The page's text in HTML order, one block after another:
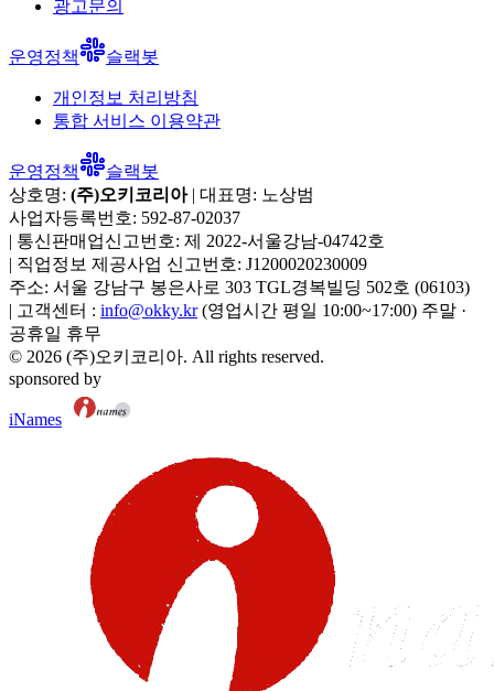
광고문의
운영정책 슬랙봇
개인정보 처리방침
통합 서비스 이용약관
운영정책
슬랙봇
상호명: (주)오키코리아| 대표명: 노상범
사업자등록번호: 592-87-02037
| 통신판매업신고번호: 제 2022-서울강남-04742호
| 직업정보 제공사업 신고번호: J1200020230009
주소: 서울 강남구 봉은사로 303 TGL경복빌딩 502호 (06103)
| 고객센터 : info@okky.kr (영업시간 평일 10:00~17:00) 주말 ·
공휴일 휴무
© 2026 (주)오키코리아. All rights reserved.
sponsored by
iNames